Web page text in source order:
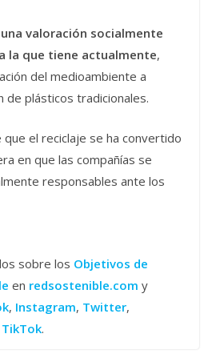
valoración socialmente
la que tiene actualmente,
del medioambiente a
de plásticos tradicionales.
el reciclaje se ha convertido
en que las compañías se
responsables ante los
sobre los Objetivos de
en redsostenible.com y
, Instagram, Twitter,
TikTok.